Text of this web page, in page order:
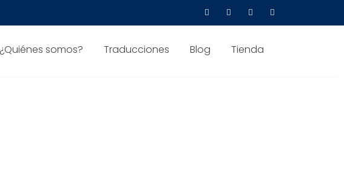
¿Quiénes somos? Traducciones Blog Tienda